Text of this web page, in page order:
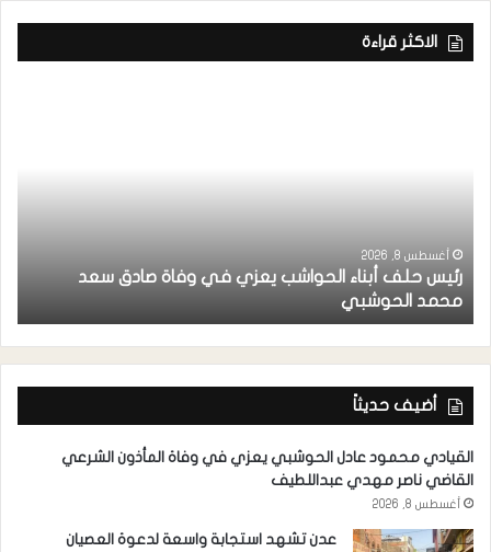
الاكثر قراءة
أغسطس 8, 2026
رئيس حلف أبناء الحواشب يعزي في وفاة صادق سعد
محمد الحوشبي
أضيف حديثاً
القيادي محمود عادل الحوشبي يعزي في وفاة المأذون الشرعي
القاضي ناصر مهدي عبداللطيف
أغسطس 8, 2026
عدن تشهد استجابة واسعة لدعوة العصيان